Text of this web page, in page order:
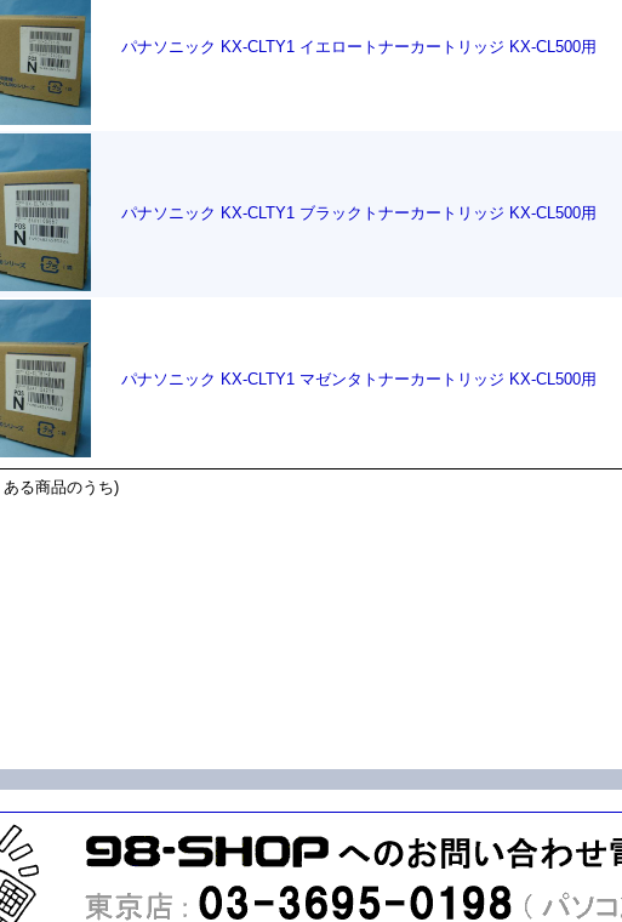
パナソニック KX-CLTY1 イエロートナーカートリッジ KX-CL500用
パナソニック KX-CLTY1 ブラックトナーカートリッジ KX-CL500用
パナソニック KX-CLTY1 マゼンタトナーカートリッジ KX-CL500用
ある商品のうち)